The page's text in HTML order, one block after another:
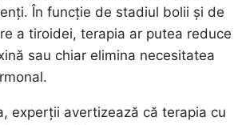
În funcție de stadiul bolii și de
a tiroidei, terapia ar putea reduce
sau chiar elimina necesitatea
experții avertizează că terapia cu